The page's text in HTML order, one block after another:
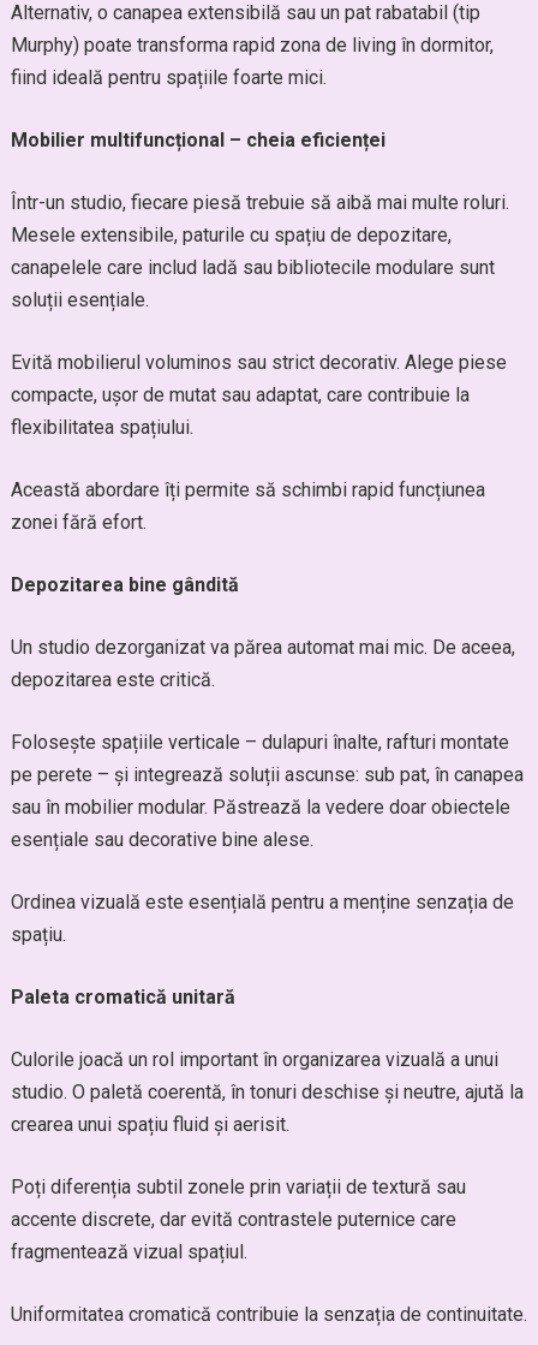
Alternativ, o canapea extensibilă sau un pat rabatabil (tip
Murphy) poate transforma rapid zona de living în dormitor,
fiind ideală pentru spațiile foarte mici.
Mobilier multifuncțional – cheia eficienței
Într-un studio, fiecare piesă trebuie să aibă mai multe roluri.
Mesele extensibile, paturile cu spațiu de depozitare,
canapelele care includ ladă sau bibliotecile modulare sunt
soluții esențiale.
Evită mobilierul voluminos sau strict decorativ. Alege piese
compacte, ușor de mutat sau adaptat, care contribuie la
flexibilitatea spațiului.
Această abordare îți permite să schimbi rapid funcțiunea
zonei fără efort.
Depozitarea bine gândită
Un studio dezorganizat va părea automat mai mic. De aceea,
depozitarea este critică.
Folosește spațiile verticale – dulapuri înalte, rafturi montate
pe perete – și integrează soluții ascunse: sub pat, în canapea
sau în mobilier modular. Păstrează la vedere doar obiectele
esențiale sau decorative bine alese.
Ordinea vizuală este esențială pentru a menține senzația de
spațiu.
Paleta cromatică unitară
Culorile joacă un rol important în organizarea vizuală a unui
studio. O paletă coerentă, în tonuri deschise și neutre, ajută la
crearea unui spațiu fluid și aerisit.
Poți diferenția subtil zonele prin variații de textură sau
accente discrete, dar evită contrastele puternice care
fragmentează vizual spațiul.
Uniformitatea cromatică contribuie la senzația de continuitate.